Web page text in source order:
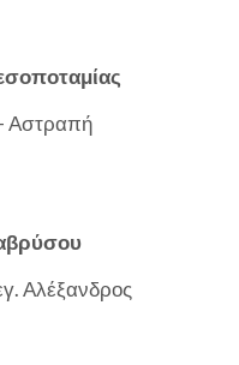
Αστραπή
Αλέξανδρος